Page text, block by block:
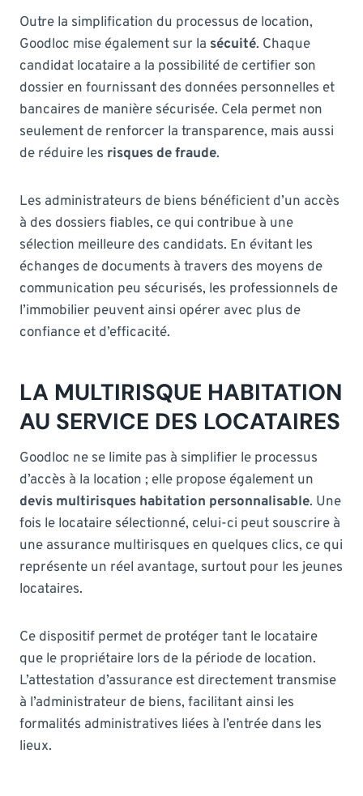
Outre la simplification du processus de location,
Goodloc mise également sur la sécuité. Chaque
candidat locataire a la possibilité de certifier son
dossier en fournissant des données personnelles et
bancaires de manière sécurisée. Cela permet non
seulement de renforcer la transparence, mais aussi
de réduire les risques de fraude.
Les administrateurs de biens bénéficient d’un accès
à des dossiers fiables, ce qui contribue à une
sélection meilleure des candidats. En évitant les
échanges de documents à travers des moyens de
communication peu sécurisés, les professionnels de
l’immobilier peuvent ainsi opérer avec plus de
confiance et d’efficacité.
LA MULTIRISQUE HABITATION
AU SERVICE DES LOCATAIRES
Goodloc ne se limite pas à simplifier le processus
d’accès à la location ; elle propose également un
devis multirisques habitation personnalisable. Une
fois le locataire sélectionné, celui-ci peut souscrire à
une assurance multirisques en quelques clics, ce qui
représente un réel avantage, surtout pour les jeunes
locataires.
Ce dispositif permet de protéger tant le locataire
que le propriétaire lors de la période de location.
L’attestation d’assurance est directement transmise
à l’administrateur de biens, facilitant ainsi les
formalités administratives liées à l’entrée dans les
lieux.